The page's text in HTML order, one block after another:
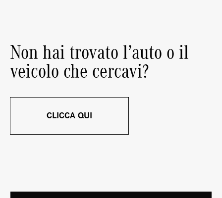
Non hai trovato l’auto o il
veicolo che cercavi?
CLICCA QUI